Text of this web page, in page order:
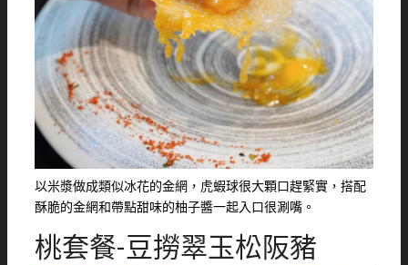
以米漿做成類似冰花的金網，虎蝦球很大顆口趕緊實，搭配
酥脆的金網和帶點甜味的柚子醬一起入口很涮嘴。
桃套餐-豆撈翠玉松阪豬